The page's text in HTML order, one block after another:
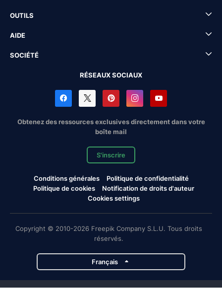
OUTILS
AIDE
SOCIÉTÉ
RÉSEAUX SOCIAUX
Obtenez des ressources exclusives directement dans votre
boîte mail
S'inscrire
Conditions générales
Politique de confidentialité
Politique de cookies
Notification de droits d'auteur
Cookies settings
Copyright © 2010-2026 Freepik Company S.L.U. Tous droits
réservés.
Français